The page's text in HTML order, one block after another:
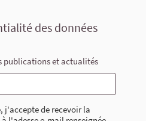
des données
publications et actualités
j'accepte de recevoir la